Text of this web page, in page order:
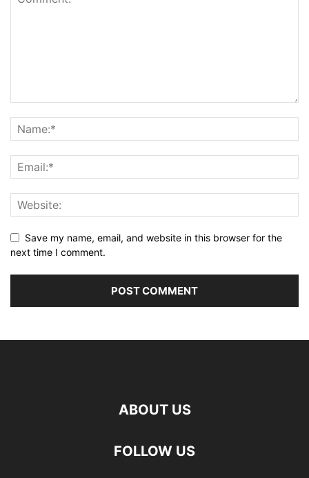
Save my name, email, and website in this browser for the
next time I comment.
ABOUT US
FOLLOW US